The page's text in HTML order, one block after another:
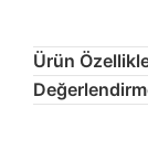
Ürün